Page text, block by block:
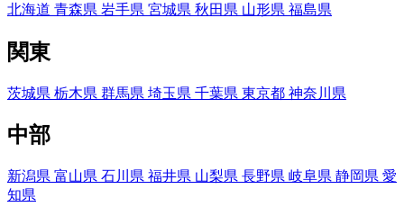
北海道 青森県 岩手県 宮城県 秋田県 山形県 福島県
関東
茨城県 栃木県 群馬県 埼玉県 千葉県 東京都 神奈川県
中部
新潟県 富山県 石川県 福井県 山梨県 長野県 岐阜県 静岡県 愛
知県